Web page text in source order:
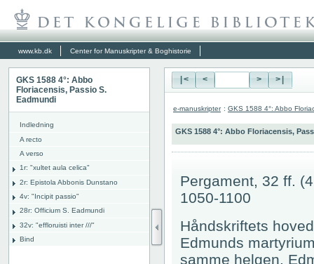
www.kb.dk Center for Manuskripter & Boghistorie
GKS 1588 4°: Abbo
Floriacensis, Passio S.
Eadmundi
Indledning
A recto
A verso
1r: "xultet aula celica"
2r: Epistola Abbonis Dunstano
4v: "Incipit passio"
28r: Officium S. Eadmundi
32v: "effloruisti inter ///"
Bind
|< < > >|
e-manuskripter : GKS 1588 4°: Abbo
GKS 1588 4°: Abbo Floriacensis,
Pergament, 32 ff.
1050-1100
Håndskriftets
Edmunds
samme helgen.